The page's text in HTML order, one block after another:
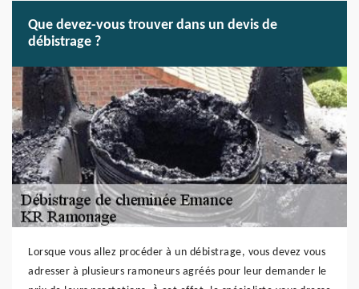
Que devez-vous trouver dans un devis de
débistrage ?
Lorsque vous allez procéder à un débistrage, vous devez vous
adresser à plusieurs ramoneurs agréés pour leur demander le